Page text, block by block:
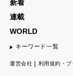
新着
連載
WORLD
キーワード一覧
運営会社 利用規約・